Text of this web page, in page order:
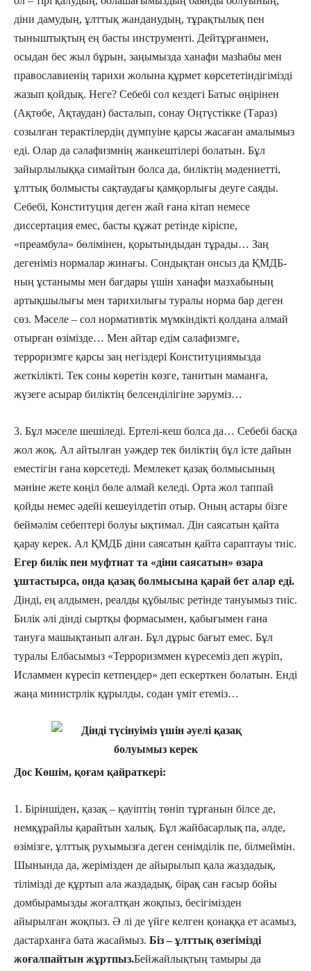
діни дамудың, ұлттық жанданудың, тұрақтылық пен
тыныштықтың ең басты инструменті. Дейтұрғанмен,
осыдан бес жыл бұрын, заңымызда ханафи мазһабы мен
православиенің тарихи жолына құрмет көрсететіндігімізді
жазып қойдық. Неге? Себебі сол кездегі Батыс өңірінен
(Ақтөбе, Ақтаудан) басталып, сонау Оңтүстікке (Тараз)
созылған терактілердің дүмпуіне қарсы жасаған амалымыз
еді. Олар да сәлафизмнің жанкештілері болатын. Бұл
зайырлылыққа симайтын болса да, биліктің мәдениетті,
ұлттық болмысты сақтаудағы қамқорлығы деуге саяды.
Себебі, Конституция деген жай ғана кітап немесе
диссертация емес, басты құжат ретінде кіріспе,
«преамбула» бөлімінен, қорытындыдан тұрады… Заң
дегеніміз нормалар жинағы. Сондықтан онсыз да ҚМДБ-
ның ұстанымы мен бағдары үшін ханафи мазхабының
артықшылығы мен тарихилығы туралы норма бар деген
сөз. Мәселе – сол нормативтік мүмкіндікті қолдана алмай
отырған өзімізде… Мен айтар едім салафизмге,
терроризмге қарсы заң негіздері Конституциямызда
жеткілікті. Тек соны көретін көзге, танитын маманға,
жүзеге асырар биліктің белсенділігіне зәруміз…
3. Бұл мәселе шешіледі. Ертелі-кеш болса да… Себебі басқа
жол жоқ. Ал айтылған уәждер тек биліктің бұл істе дайын
еместігін ғана көрсетеді. Мемлекет қазақ болмысының
мәніне жете көңіл бөле алмай келеді. Орта жол таппай
қойды немес әдейі кешеуілдетіп отыр. Оның астары бізге
беймәлім себептері болуы ықтимал. Дін саясатын қайта
қарау керек. Ал ҚМДБ діни саясатын қайта сараптауы тиіс.
Егер билік пен муфтиат та «діни саясатын» өзара
ұштастырса, онда қазақ болмысына қарай бет алар еді.
Дінді, ең алдымен, реалды құбылыс ретінде тануымыз тиіс.
Билік әлі дінді сыртқы формасымен, қабығымен ғана
тануға машықтанып алған. Бұл дұрыс бағыт емес. Бұл
туралы Елбасымыз «Терроризммен күресеміз деп жүріп,
Исламмен күресіп кетпеңдер» деп ескерткен болатын. Енді
жаңа министрлік құрылды, содан үміт етеміз…
Дос Көшім, қоғам қайраткері:
1. Біріншіден, қазақ – қауіптің төніп тұрғанын білсе де,
немқұрайлы қарайтын халық. Бұл жайбасарлық па, әлде,
өзімізге, ұлттық рухымызға деген сенімділік пе, білмеймін.
Шынында да, жерімізден де айырылып қала жаздадық,
тілімізді де құртып ала жаздадық, бірақ сан ғасыр бойы
домбырамызды жоғалтқан жоқпыз, бесігімізден
айырылған жоқпыз. Ә лі де үйге келген қонаққа ет асамыз,
дастарханға бата жасаймыз. Біз – ұлттық өзегімізді
жоғалпайтын жұртпыз.Бейжайлықтың тамыры да